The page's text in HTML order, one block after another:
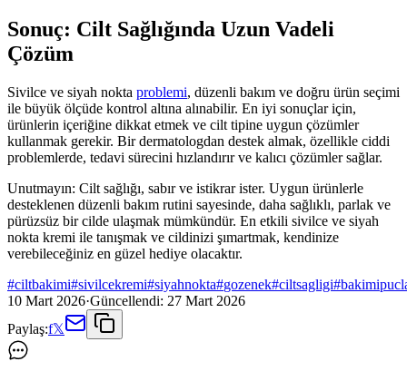
Sonuç: Cilt Sağlığında Uzun Vadeli
Çözüm
Sivilce ve siyah nokta problemi, düzenli bakım ve doğru ürün seçimi
ile büyük ölçüde kontrol altına alınabilir. En iyi sonuçlar için,
ürünlerin içeriğine dikkat etmek ve cilt tipine uygun çözümler
kullanmak gerekir. Bir dermatologdan destek almak, özellikle ciddi
problemlerde, tedavi sürecini hızlandırır ve kalıcı çözümler sağlar.
Unutmayın: Cilt sağlığı, sabır ve istikrar ister. Uygun ürünlerle
desteklenen düzenli bakım rutini sayesinde, daha sağlıklı, parlak ve
pürüzsüz bir cilde ulaşmak mümkündür. En etkili sivilce ve siyah
nokta kremi ile tanışmak ve cildinizi şımartmak, kendinize
verebileceğiniz en güzel hediye olacaktır.
#ciltbakimi#sivilcekremi#siyahnokta#gozenek#ciltsagligi#
10 Mart 2026·Güncellendi: 27 Mart 2026
Paylaş:f𝕏